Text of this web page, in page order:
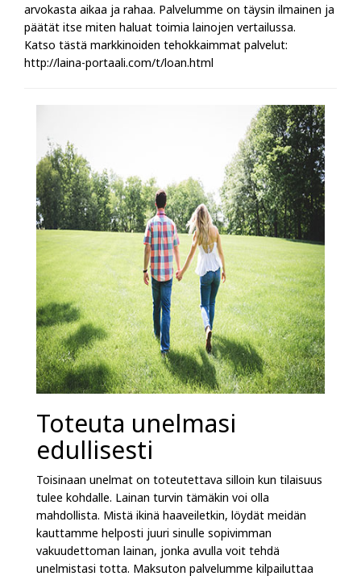
arvokasta aikaa ja rahaa. Palvelumme on täysin ilmainen ja
päätät itse miten haluat toimia lainojen vertailussa.
Katso tästä markkinoiden tehokkaimmat palvelut:
http://laina-portaali.com/t/loan.html
Toteuta unelmasi
edullisesti
Toisinaan unelmat on toteutettava silloin kun tilaisuus
tulee kohdalle. Lainan turvin tämäkin voi olla
mahdollista. Mistä ikinä haaveiletkin, löydät meidän
kauttamme helposti juuri sinulle sopivimman
vakuudettoman lainan, jonka avulla voit tehdä
unelmistasi totta. Maksuton palvelumme kilpailuttaa